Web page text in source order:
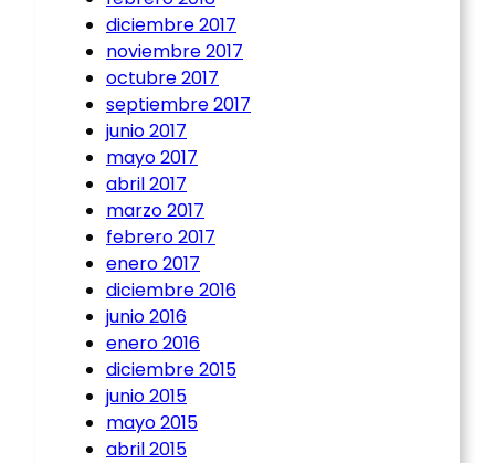
diciembre 2017
noviembre 2017
octubre 2017
septiembre 2017
junio 2017
mayo 2017
abril 2017
marzo 2017
febrero 2017
enero 2017
diciembre 2016
junio 2016
enero 2016
diciembre 2015
junio 2015
mayo 2015
abril 2015